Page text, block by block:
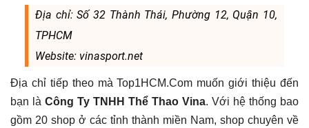
Địa chỉ: Số 32 Thành Thái, Phường 12, Quận 10,
TPHCM
Website: vinasport.net
Địa chỉ tiếp theo mà Top1HCM.Com muốn giới thiệu đến
bạn là Công Ty TNHH Thể Thao Vina. Với hệ thống bao
gồm 20 shop ở các tỉnh thành miền Nam, shop chuyên về